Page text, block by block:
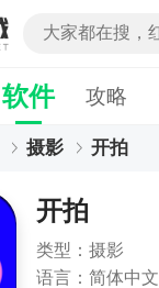
软件 攻略
摄影 开拍
开拍
类型：摄影
语言：简体中文